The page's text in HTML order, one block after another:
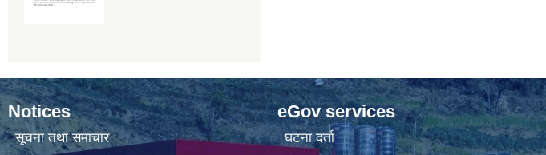
Notices
सूचना तथा समाचार
eGov services
घटना दर्ता